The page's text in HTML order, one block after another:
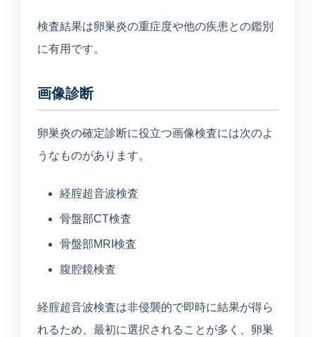
検査結果は卵巣炎の重症度や他の疾患との鑑別
に有用です。
画像診断
卵巣炎の確定診断に役立つ画像検査には次のよ
うなものがあります。
経腟超音波検査
骨盤部CT検査
骨盤部MRI検査
腹腔鏡検査
経腟超音波検査は非侵襲的で即時に結果が得ら
れるため、最初に選択されることが多く、卵巣